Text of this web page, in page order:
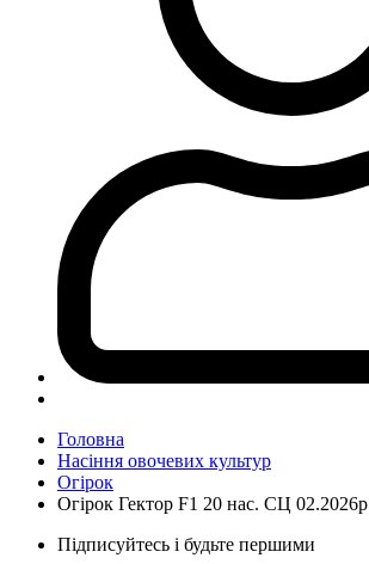
Головна
Насіння овочевих культур
Огірок
Огірок Гектор F1 20 нас. СЦ 02.2026р
Підписуйтесь і будьте першими